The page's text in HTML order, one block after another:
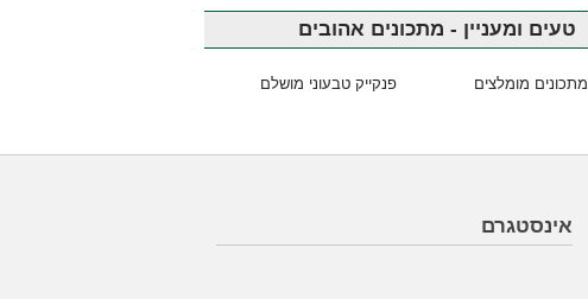
טעים ומעניין - מתכונים אהובים
מתכונים מומלצים פנקייק טבעוני מושלם
אינסטגרם